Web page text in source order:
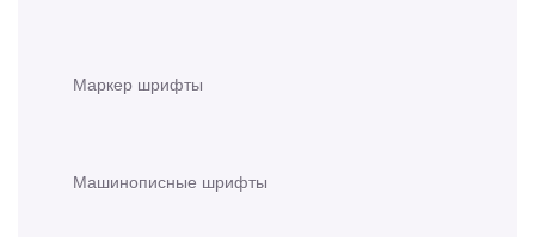
Маркер шрифты
Машинописные шрифты